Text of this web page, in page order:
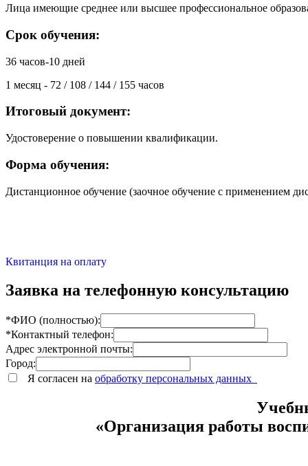
Лица имеющие среднее или высшее профессиональное
Срок обучения:
36 часов-10 дней
1 месяц - 72 / 108 / 144 / 155 часов
Итоговый документ:
Удостоверение о повышении квалификации.
Форма обучения:
Дистанционное обучение (заочное обучение с применением
Квитанция на оплату
Заявка на телефонную консультацию
*ФИО (полностью):
*Контактный телефон:
Адрес электронной почты:
Город:
Я согласен на обработку персональных данных
«Организация работы